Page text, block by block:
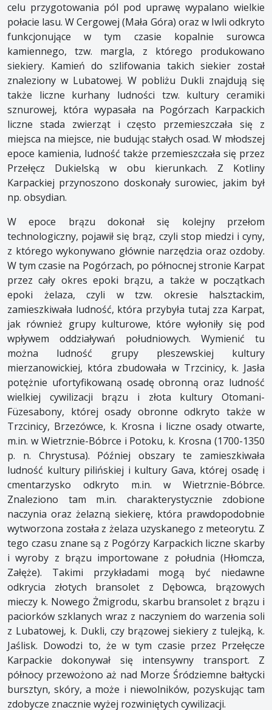
celu przygotowania pól pod uprawę wypalano wielkie
połacie lasu. W Cergowej (Mała Góra) oraz w Iwli odkryto
funkcjonujące w tym czasie kopalnie surowca
kamiennego, tzw. margla, z którego produkowano
siekiery. Kamień do szlifowania takich siekier został
znaleziony w Lubatowej. W pobliżu Dukli znajdują się
także liczne kurhany ludności tzw. kultury ceramiki
sznurowej, która wypasała na Pogórzach Karpackich
liczne stada zwierząt i często przemieszczała się z
miejsca na miejsce, nie budując stałych osad. W młodszej
epoce kamienia, ludność także przemieszczała się przez
Przełęcz Dukielską w obu kierunkach. Z Kotliny
Karpackiej przynoszono doskonały surowiec, jakim był
np. obsydian.
W epoce brązu dokonał się kolejny przełom
technologiczny, pojawił się brąz, czyli stop miedzi i cyny,
z którego wykonywano głównie narzędzia oraz ozdoby.
W tym czasie na Pogórzach, po północnej stronie Karpat
przez cały okres epoki brązu, a także w początkach
epoki żelaza, czyli w tzw. okresie halsztackim,
zamieszkiwała ludność, która przybyła tutaj zza Karpat,
jak również grupy kulturowe, które wyłoniły się pod
wpływem oddziaływań południowych. Wymienić tu
można ludność grupy pleszewskiej kultury
mierzanowickiej, która zbudowała w Trzcinicy, k. Jasła
potężnie ufortyfikowaną osadę obronną oraz ludność
wielkiej cywilizacji brązu i złota kultury Otomani-
Füzesabony, której osady obronne odkryto także w
Trzcinicy, Brzezówce, k. Krosna i liczne osady otwarte,
m.in. w Wietrznie-Bóbrce i Potoku, k. Krosna (1700-1350
p. n. Chrystusa). Później obszary te zamieszkiwała
ludność kultury pilińskiej i kultury Gava, której osadę i
cmentarzysko odkryto m.in. w Wietrznie-Bóbrce.
Znaleziono tam m.in. charakterystycznie zdobione
naczynia oraz żelazną siekierę, która prawdopodobnie
wytworzona została z żelaza uzyskanego z meteorytu. Z
tego czasu znane są z Pogórzy Karpackich liczne skarby
i wyroby z brązu importowane z południa (Hłomcza,
Załęże). Takimi przykładami mogą być niedawne
odkrycia złotych bransolet z Dębowca, brązowych
mieczy k. Nowego Żmigrodu, skarbu bransolet z brązu i
paciorków szklanych wraz z naczyniem do warzenia soli
z Lubatowej, k. Dukli, czy brązowej siekiery z tulejką, k.
Jaślisk. Dowodzi to, że w tym czasie przez Przełęcze
Karpackie dokonywał się intensywny transport. Z
północy przewożono aż nad Morze Śródziemne bałtycki
bursztyn, skóry, a może i niewolników, pozyskując tam
zdobycze znacznie wyżej rozwiniętych cywilizacji.